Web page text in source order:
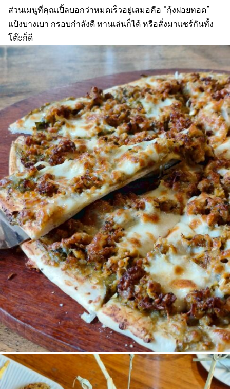
ส่วนเมนูที่คุณเปิ้ลบอกว่าหมดเร็วอยู่เสมอคือ “กุ้งฝอยทอด”
แป้งบางเบา กรอบกำลังดี ทานเล่นก็ได้ หรือสั่งมาแชร์กันทั้ง
โต๊ะก็ดี